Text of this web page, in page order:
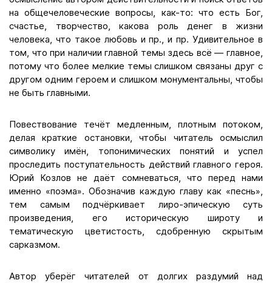
на общечеловеческие вопросы, как-то: что есть Бог,
счастье, творчество, какова роль денег в жизни
человека, что такое любовь и пр., и пр. Удивительное в
том, что при наличии главной темы здесь всё — главное,
потому что более мелкие темы слишком связаны друг с
другом одним героем и слишком монументальны, чтобы
не быть главными.
Повествование течёт медленным, плотным потоком,
делая краткие остановки, чтобы читатель осмыслил
символику имён, топонимических понятий и успел
проследить поступательность действий главного героя.
Юрий Козлов не даёт сомневаться, что перед нами
именно «поэма». Обозначив каждую главу как «песнь»,
тем самым подчёркивает лиро-эпическую суть
произведения, его историческую широту и
тематическую цветистость, сдобренную скрытым
сарказмом.
Автор уберёг читателей от долгих раздумий над